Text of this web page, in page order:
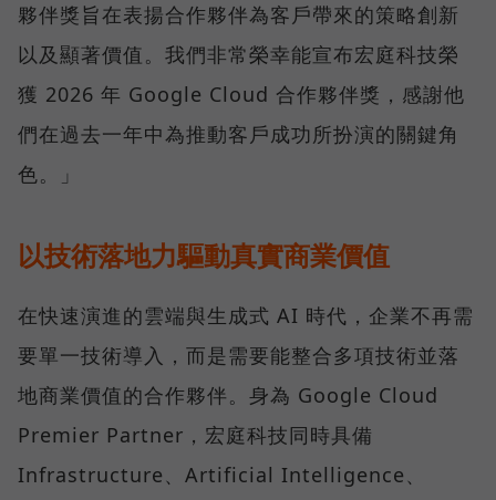
夥伴獎旨在表揚合作夥伴為客戶帶來的策略創新
以及顯著價值。我們非常榮幸能宣布宏庭科技榮
獲 2026 年 Google Cloud 合作夥伴獎，感謝他
們在過去一年中為推動客戶成功所扮演的關鍵角
色。」
以技術落地力驅動真實商業價值
在快速演進的雲端與生成式 AI 時代，企業不再需
要單一技術導入，而是需要能整合多項技術並落
地商業價值的合作夥伴。身為 Google Cloud
Premier Partner，宏庭科技同時具備
Infrastructure、Artificial Intelligence、